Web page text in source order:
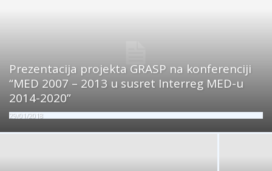
Prezentacija projekta GRASP na konferenciji
“MED 2007 – 2013 u susret Interreg MED-u
2014-2020”
29/01/2018